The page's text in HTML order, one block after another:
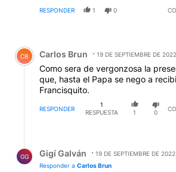
RESPONDER 1 0
Comentario de Carlos Brun.
CB Carlos Brun 19 DE SEPTIEMBRE DE 2022
Como sera de vergonzosa la
que, hasta el Papa se nego a
Francisquito.
RESPONDER
1
RESPUESTA
1 0
GG Gigí Galván
19 DE SEPTIEMBRE DE 2022
Responder a Carlos Brun